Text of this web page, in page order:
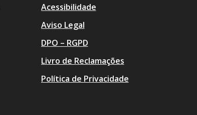
Acessibilidade
Aviso Legal
DPO – RGPD
Livro de Reclamações
Política de Privacidade